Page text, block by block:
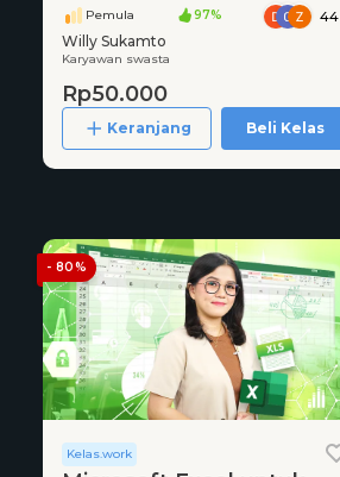
Pemula 97% 44
Willy Sukamto
Karyawan swasta
Rp50.000
Keranjang Beli Kelas
- 80%
Kelas.work